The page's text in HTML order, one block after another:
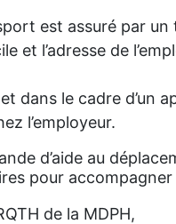
est assuré par un
et l’adresse de
dans le cadre d’un
l’employeur.
d’aide au
pour
de la MDPH,